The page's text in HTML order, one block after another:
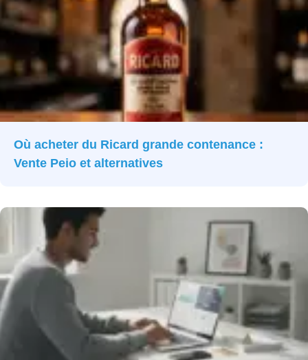
Où acheter du Ricard grande contenance :
Vente Peio et alternatives